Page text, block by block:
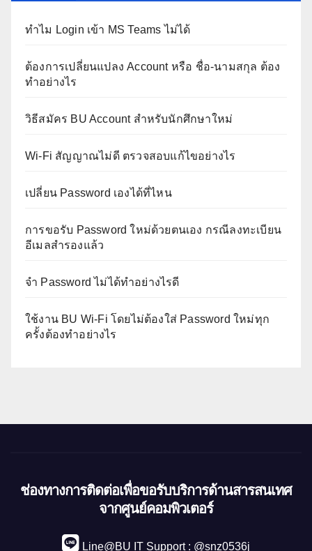
ทำไม Login เข้า MS Teams ไม่ได้
ต้องการเปลี่ยนแปลง Account หรือ ชื่อ-นามสกุล ต้อง
ทำอย่างไร
วิธีสมัคร BU Account สำหรับนักศึกษาใหม่
Wi-Fi สัญญาณไม่ดี ตรวจสอบแก้ไขอย่างไร
เปลี่ยน Password เองได้ที่ไหน
การขอรับ Password ใหม่ด้วยตนเอง กรณีลงทะเบียน
อีเมลสำรองแล้ว
จำ Password ไม่ได้ทำอย่างไรดี
ใช้งาน BU Wi-Fi โดยไม่ต้องใส่ Password ใหม่ทุก
ครั้งต้องทำอย่างไร
ช่องทางการติดต่อเพื่อขอรับบริการด้านสารสนเทศ
จากศูนย์คอมพิวเตอร์
Line@BU IT Support : @snz0536j